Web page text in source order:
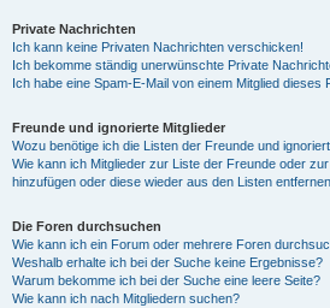
Private Nachrichten
Ich kann keine Privaten Nachrichten verschicken!
Ich bekomme ständig unerwünschte Private
Ich habe eine Spam-E-Mail von einem Mitglied dieses
Freunde und ignorierte Mitglieder
Wozu benötige ich die Listen der Freunde und
Wie kann ich Mitglieder zur Liste der Freunde oder
hinzufügen oder diese wieder aus den Listen
Die Foren durchsuchen
Wie kann ich ein Forum oder mehrere Foren
Weshalb erhalte ich bei der Suche keine Ergebnisse?
Warum bekomme ich bei der Suche eine leere Seite?
Wie kann ich nach Mitgliedern suchen?